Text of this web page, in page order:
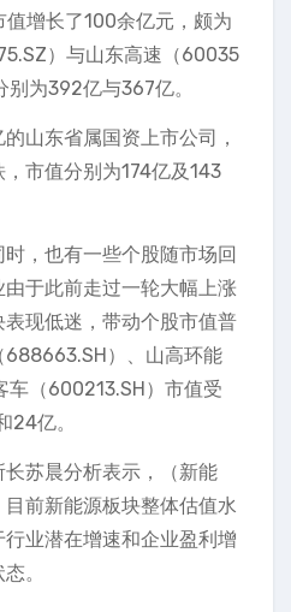
增长了100余亿元，颇为
）与山东高速（60035
为392亿与367亿。
山东省属国资上市公司，
市值分别为174亿及143
，也有一些个股随市场回
于此前走过一轮大幅上涨
现低迷，带动个股市值普
688663.SH）、山高环能
车（600213.SH）市值受
24亿。
苏晨分析表示，（新能
前新能源板块整体估值水
业潜在增速和企业盈利增
。